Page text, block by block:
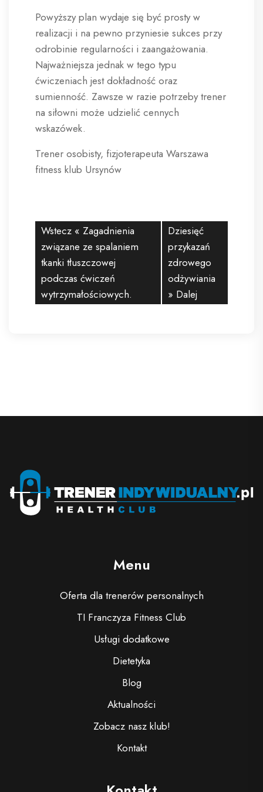
Powyższy plan wydaje się być prosty w
realizacji i na pewno przyniesie sukces przy
odrobinie regularności i zaangażowania.
Najważniejsza jednak w tego typu
ćwiczeniach jest dokładność oraz
sumienność. Zawsze w razie potrzeby trener
na siłowni może udzielić cennych
wskazówek.
Trener osobisty, fizjoterapeuta Warszawa
fitness klub Ursynów
Wstecz « Zagadnienia
związane ze spalaniem
tkanki tłuszczowej
podczas ćwiczeń
wytrzymałościowych.
Dziesięć
przykazań
zdrowego
odżywiania
» Dalej
Menu
Oferta dla trenerów personalnych
TI Franczyza Fitness Club
Usługi dodatkowe
Dietetyka
Blog
Aktualności
Zobacz nasz klub!
Kontakt